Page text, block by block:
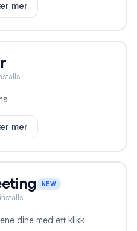
mer
Mail Tracker
mer
Form Timer
NEW
dine med ett klikk